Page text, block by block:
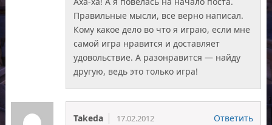
Правильные мысли, все верно написал.
Кому какое дело во что я играю, если мне
самой игра нравится и доставляет
удовольствие. А разонравится — найду
другую, ведь это только игра!
Takeda 17.02.2012 Ответить